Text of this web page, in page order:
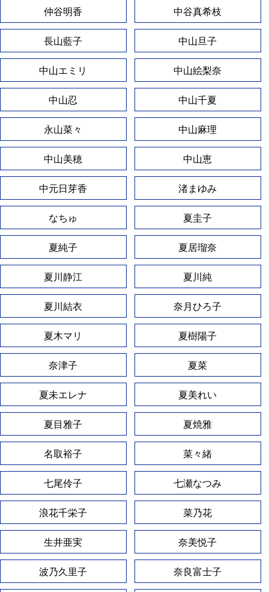
仲谷明香 中谷真希枝
長山藍子 中山旦子
中山エミリ 中山絵梨奈
中山忍 中山千夏
永山菜々 中山麻理
中山美穂 中山恵
中元日芽香 渚まゆみ
なちゅ 夏圭子
夏純子 夏居瑠奈
夏川静江 夏川純
夏川結衣 奈月ひろ子
夏木マリ 夏樹陽子
奈津子 夏菜
夏未エレナ 夏美れい
夏目雅子 夏焼雅
名取裕子 菜々緒
七尾伶子 七瀬なつみ
浪花千栄子 菜乃花
生井亜実 奈美悦子
波乃久里子 奈良富士子